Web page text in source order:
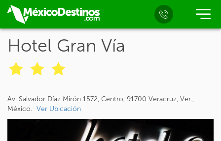
Hotel Gran Vía
Av. Salvador Díaz Mirón 1572, Centro, 91700 Veracruz, Ver.,
México. Ver Ubicación